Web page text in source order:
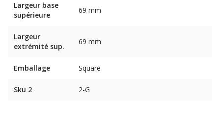
Largeur base
supérieure
69 mm
Largeur
extrémité sup.
69 mm
Emballage Square
Sku 2 2-G